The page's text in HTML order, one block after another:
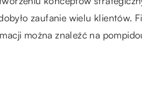
zaufanie wielu klientów.
można znaleźć na